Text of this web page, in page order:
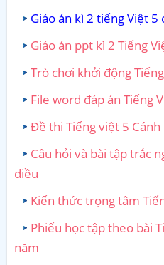
Giáo án kì 2 tiếng Việt 5
Giáo án ppt kì 2 Tiếng
Trò chơi khởi động
File word đáp án Tiếng
Đề thi Tiếng việt 5 Cánh
Câu hỏi và bài tập trắc
diều
Kiến thức trọng tâm
Phiếu học tập theo bài
năm